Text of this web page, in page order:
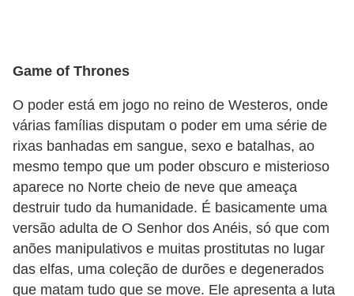
Game of Thrones
O poder está em jogo no reino de Westeros, onde
várias famílias disputam o poder em uma série de
rixas banhadas em sangue, sexo e batalhas, ao
mesmo tempo que um poder obscuro e misterioso
aparece no Norte cheio de neve que ameaça
destruir tudo da humanidade. É basicamente uma
versão adulta de O Senhor dos Anéis, só que com
anões manipulativos e muitas prostitutas no lugar
das elfas, uma coleção de durões e degenerados
que matam tudo que se move. Ele apresenta a luta